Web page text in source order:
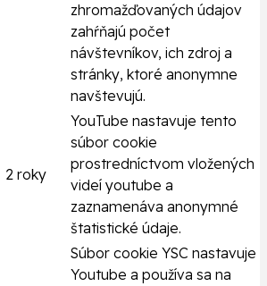
zhromažďovaných údajov
zahŕňajú počet
návštevníkov, ich zdroj a
stránky, ktoré anonymne
navštevujú.
2 roky
YouTube nastavuje tento
súbor cookie
prostredníctvom vložených
videí youtube a
zaznamenáva anonymné
štatistické údaje.
Súbor cookie YSC nastavuje
Youtube a používa sa na